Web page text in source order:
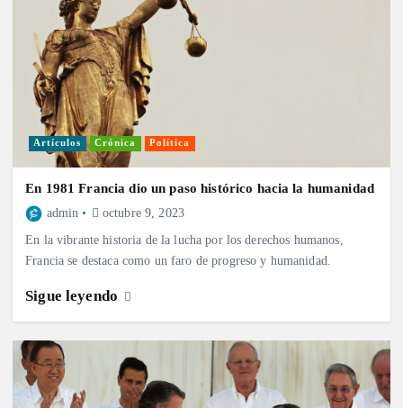
Artículos Crónica Política
En 1981 Francia dio un paso histórico hacia la humanidad
admin octubre 9, 2023
En la vibrante historia de la lucha por los derechos humanos,
Francia se destaca como un faro de progreso y humanidad.
Sigue leyendo